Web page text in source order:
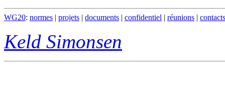
WG20: normes | projets | documents | confidentiel | réunions | contacts
Keld Simonsen